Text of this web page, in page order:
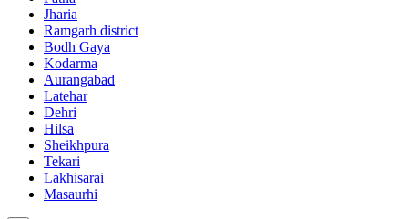
Jharia
Ramgarh district
Bodh Gaya
Kodarma
Aurangabad
Latehar
Dehri
Hilsa
Sheikhpura
Tekari
Lakhisarai
Masaurhi